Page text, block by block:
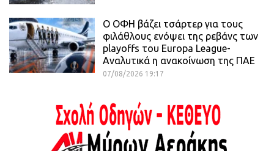
Ο ΟΦΗ βάζει τσάρτερ για τους
φιλάθλους ενόψει της ρεβάνς των
playoffs του Europa League-
Αναλυτικά η ανακοίνωση της ΠΑΕ
07/08/2026 19:17